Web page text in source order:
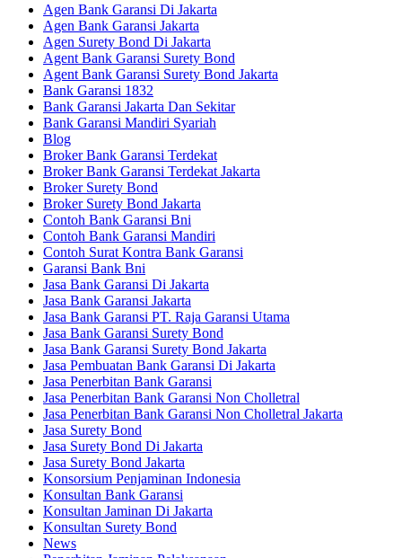
Agen Bank Garansi Di Jakarta
Agen Bank Garansi Jakarta
Agen Surety Bond Di Jakarta
Agent Bank Garansi Surety Bond
Agent Bank Garansi Surety Bond Jakarta
Bank Garansi 1832
Bank Garansi Jakarta Dan Sekitar
Bank Garansi Mandiri Syariah
Blog
Broker Bank Garansi Terdekat
Broker Bank Garansi Terdekat Jakarta
Broker Surety Bond
Broker Surety Bond Jakarta
Contoh Bank Garansi Bni
Contoh Bank Garansi Mandiri
Contoh Surat Kontra Bank Garansi
Garansi Bank Bni
Jasa Bank Garansi Di Jakarta
Jasa Bank Garansi Jakarta
Jasa Bank Garansi PT. Raja Garansi Utama
Jasa Bank Garansi Surety Bond
Jasa Bank Garansi Surety Bond Jakarta
Jasa Pembuatan Bank Garansi Di Jakarta
Jasa Penerbitan Bank Garansi
Jasa Penerbitan Bank Garansi Non Cholletral
Jasa Penerbitan Bank Garansi Non Cholletral Jakarta
Jasa Surety Bond
Jasa Surety Bond Di Jakarta
Jasa Surety Bond Jakarta
Konsorsium Penjaminan Indonesia
Konsultan Bank Garansi
Konsultan Jaminan Di Jakarta
Konsultan Surety Bond
News